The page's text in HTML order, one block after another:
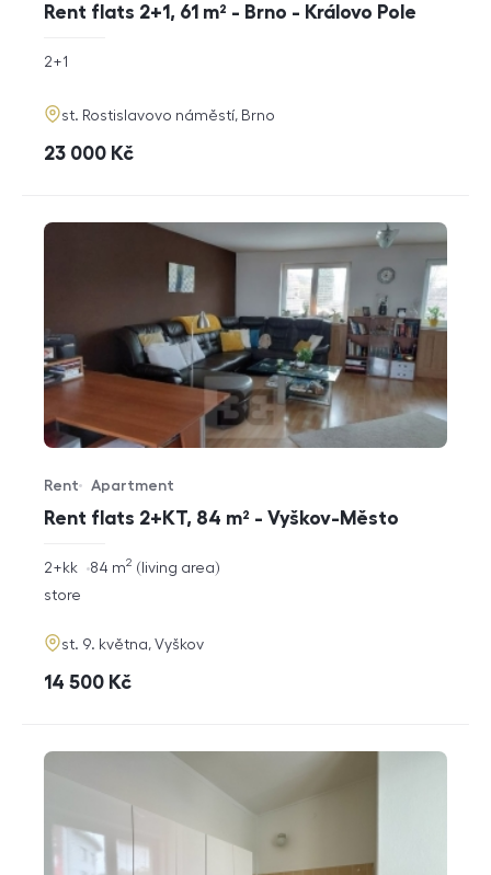
Rent flats 2+1, 61 m² - Brno - Královo Pole
rozměry
disposition
2+1
adresa
st. Rostislavovo náměstí, Brno
cena
23 000 Kč
Rent flats 2+KT, 84 m² - Vyškov-Město
Offer type
Rent
Property type
Apartment
rozměry
disposition
2+kk living area
84 m2
funkce
store
adresa
st. 9. května, Vyškov
cena
14 500 Kč